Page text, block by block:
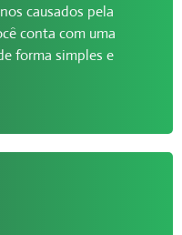
causados pela
conta com uma
forma simples e